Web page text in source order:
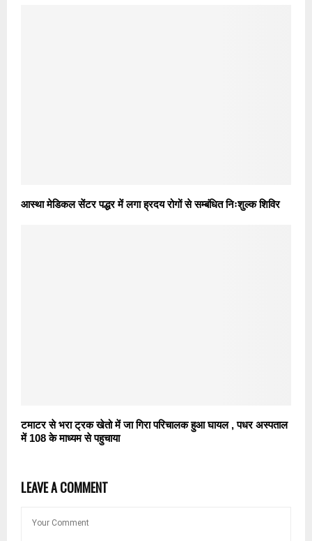
आस्था मेडिकल सेंटर पद्धर में लगा ह्रदय रोगों से सम्बंधित निःशुल्क शिविर
टमाटर से भरा ट्रक खेतो में जा गिरा परिचालक हुआ घायल , पधर अस्पताल
में 108 के माध्यम से पहुचाया
LEAVE A COMMENT